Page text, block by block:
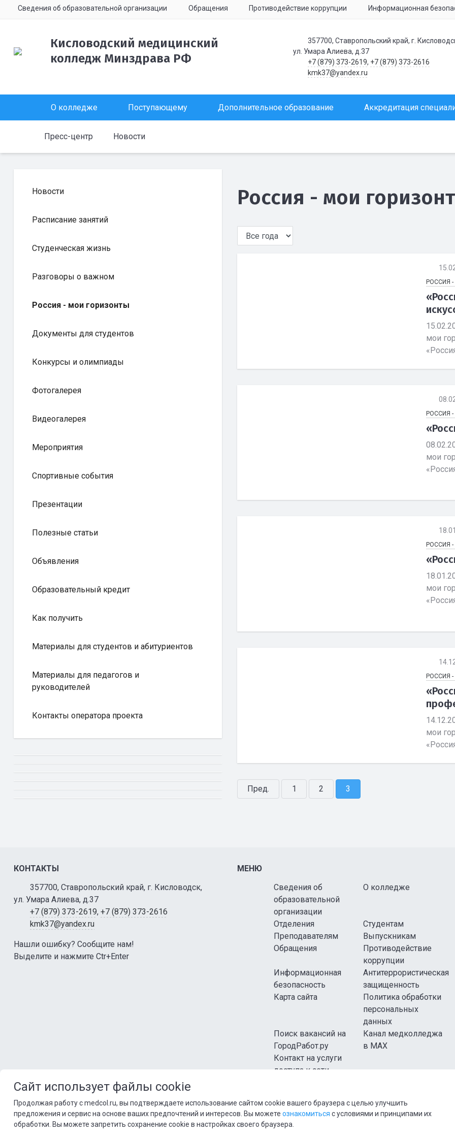
Сведения об образовательной организации Обращения Противодействие коррупции Информационная
Кисловодский медицинский
колледж Минздрава РФ
357700, Ставропольский край, г.
ул. Умара Алиева, д.37
+7 (879) 373-2619, +7 (879) 373-2616
kmk37@yandex.ru
О колледже Поступающему Дополнительное образование Аккредитация
Пресс-центр Новости
Новости
Расписание занятий
Студенческая жизнь
Разговоры о важном
Россия - мои горизонты
Документы для студентов
Конкурсы и олимпиады
Фотогалерея
Видеогалерея
Мероприятия
Спортивные события
Презентации
Полезные статьи
Объявления
Образовательный кредит
Как получить
Материалы для студентов и абитуриентов
Материалы для педагогов и
руководителей
Контакты оператора проекта
Россия - мои
РОССИЯ
мои
РОССИЯ
мои
РОССИЯ
мои
РОССИЯ
мои
Пред. 1 2 3
КОНТАКТЫ
357700, Ставропольский край, г. Кисловодск,
ул. Умара Алиева, д.37
+7 (879) 373-2619, +7 (879) 373-2616
kmk37@yandex.ru
Нашли ошибку? Сообщите нам!
Выделите и нажмите Ctr+Enter
МЕНЮ
Сведения об
образовательной
организации
О колледже
Отделения
Студентам
Преподавателям
Выпускникам
Обращения
Противодействие
коррупции
Информационная
безопасность
Антитеррористическая
защищенность
Карта сайта
Политика обработки
персональных
данных
Поиск вакансий на
ГородРабот.ру
Канал медколледжа
в MAX
Контакт на услуги
доступа к сети
© 2026 ФГБ ПОУ «Кисловодский медицинский колледж» Минздрава России
Сайт использует файлы cookie
Продолжая работу с medcol.ru, вы подтверждаете использование сайтом cookie вашего браузера с целью улучшить
предложения и сервис на основе ваших предпочтений и интересов. Вы можете ознакомиться с условиями и принципами их
обработки. Вы можете запретить сохранение cookie в настройках своего браузера.